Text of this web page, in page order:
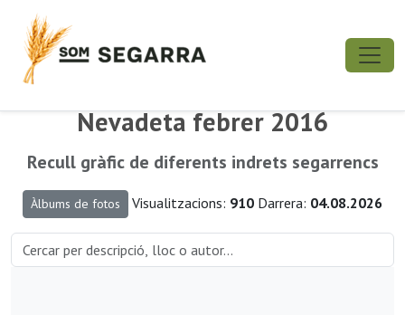
Nevadeta febrer 2016
Recull gràfic de diferents indrets segarrencs
Àlbums de fotos Visualitzacions: 910 Darrera: 04.08.2026